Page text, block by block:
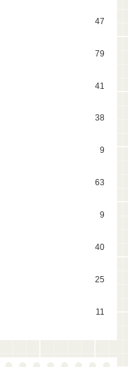
47
79
41
38
9
63
9
40
25
11